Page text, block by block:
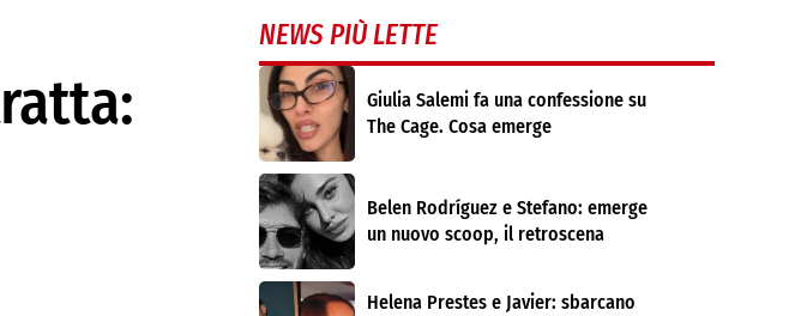
NEWS PIÙ LETTE
Giulia Salemi fa una confessione su
The Cage. Cosa emerge
Belen Rodríguez e Stefano: emerge
un nuovo scoop, il retroscena
Helena Prestes e Javier: sbarcano